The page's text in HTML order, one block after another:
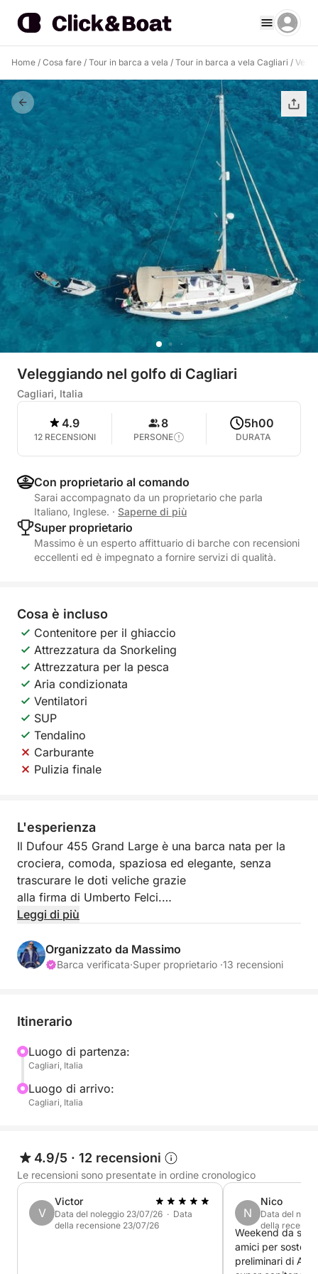
Home / Cosa fare / Tour in barca a vela / Tour in barca a vela Cagliari /
Veleggiando nel golfo di Cagliari
Cagliari, Italia
4.9
12 RECENSIONI
8
PERSONE
5h00
DURATA
Con proprietario al comando
Sarai accompagnato da un proprietario che parla
Italiano, Inglese. · Saperne di più
Super proprietario
Massimo è un esperto affittuario di barche con recensioni
eccellenti ed è impegnato a fornire servizi di qualità.
Cosa è incluso
Contenitore per il ghiaccio
Attrezzatura da Snorkeling
Attrezzatura per la pesca
Aria condizionata
Ventilatori
SUP
Tendalino
Carburante
Pulizia finale
L'esperienza
Il Dufour 455 Grand Large è una barca nata per la
crociera, comoda, spaziosa ed elegante, senza
trascurare le doti veliche grazie
alla firma di Umberto Felci.
Il layout è composto da 3 cabine e 2 bagni e dinette
La barca è dotata di ogni comfort a bordo fra cui
ricordo i principali: aria condizionata, riscaldamento,
randa avvolgibile, ha un armo cutter, genoa e
bompresso possiamo armare il gennaker anch'esso
avvolgibile. Tutti i winches sono elettrici.
La barca è dotata di tavolo esterno, doccetta
esterna, bimini e sprayhood per rendere
Leggi di più
Organizzato da Massimo
Barca verificata·Super proprietario ·13 recensioni
Itinerario
Luogo di partenza:
Cagliari, Italia
Luogo di arrivo:
Cagliari, Italia
4.9/5 · 12 recensioni
Le recensioni sono presentate in ordine cronologico
V
Victor
Data del noleggio 23/07/26 · Data
della recensione 23/07/26
N
Nico
Data del
della
Weekend da
amici per
preliminari di